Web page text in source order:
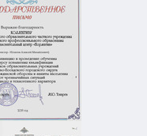
ПОДРОБНЕЕ